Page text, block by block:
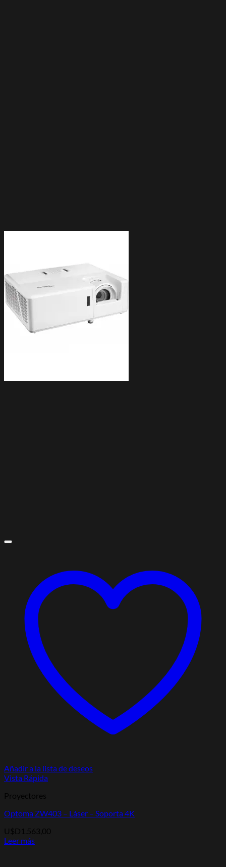
Añadir a la lista de deseos
Vista Rápida
Proyectores
Optoma ZW403 – Láser – Soporta 4K
U$D 1.563,00
Leer más